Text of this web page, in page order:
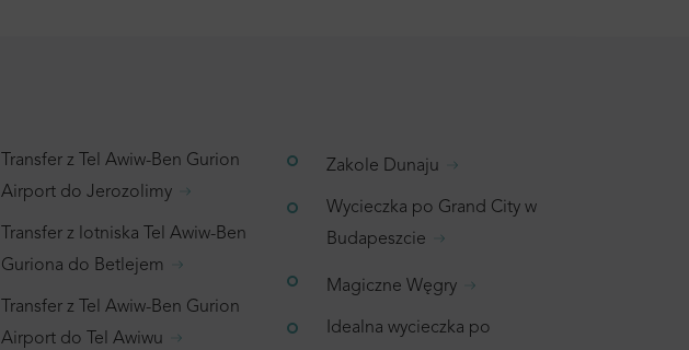
Transfer z Tel Awiw-Ben Gurion
Airport do Jerozolimy
Transfer z lotniska Tel Awiw-Ben
Guriona do Betlejem
Transfer z Tel Awiw-Ben Gurion
Airport do Tel Awiwu
Zakole Dunaju
Wycieczka po Grand City w
Budapeszcie
Magiczne Węgry
Idealna wycieczka po